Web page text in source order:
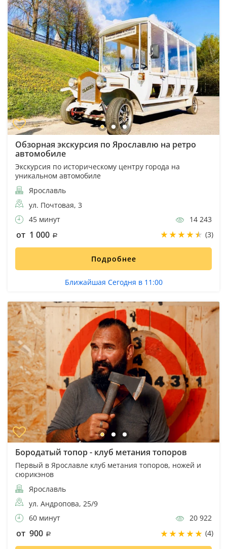
Обзорная экскурсия по Ярославлю на ретро
автомобиле
Экскурсия по историческому центру города на
уникальном автомобиле
Ярославль
ул. Почтовая, 3
45 минут
14 243
от 1 000 (3)
Подробнее
Ближайшая Сегодня в 11:00
Бородатый топор - клуб метания топоров
Первый в Ярославле клуб метания топоров, ножей и
сюрикэнов
Ярославль
ул. Андропова, 25/9
60 минут
20 922
от 900 (4)